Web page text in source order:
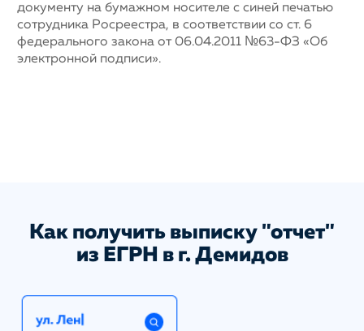
документу на бумажном носителе с синей печатью
сотрудника Росреестра, в соответствии со ст. 6
федерального закона от 06.04.2011 №63-ФЗ «Об
электронной подписи».
Как получить выписку "отчет"
из ЕГРН в г. Демидов